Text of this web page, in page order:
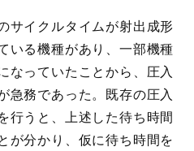
サイクルタイムが射出成形
いる機種があり、一部機種
なっていたことから、圧入
急務であった。既存の圧入
行うと、上述した待ち時間
が分かり、仮に待ち時間を